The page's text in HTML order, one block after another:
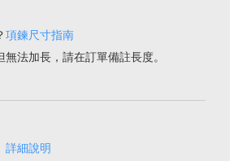
項鍊尺寸指南
法加長，請在訂單備註長度。
詳細說明